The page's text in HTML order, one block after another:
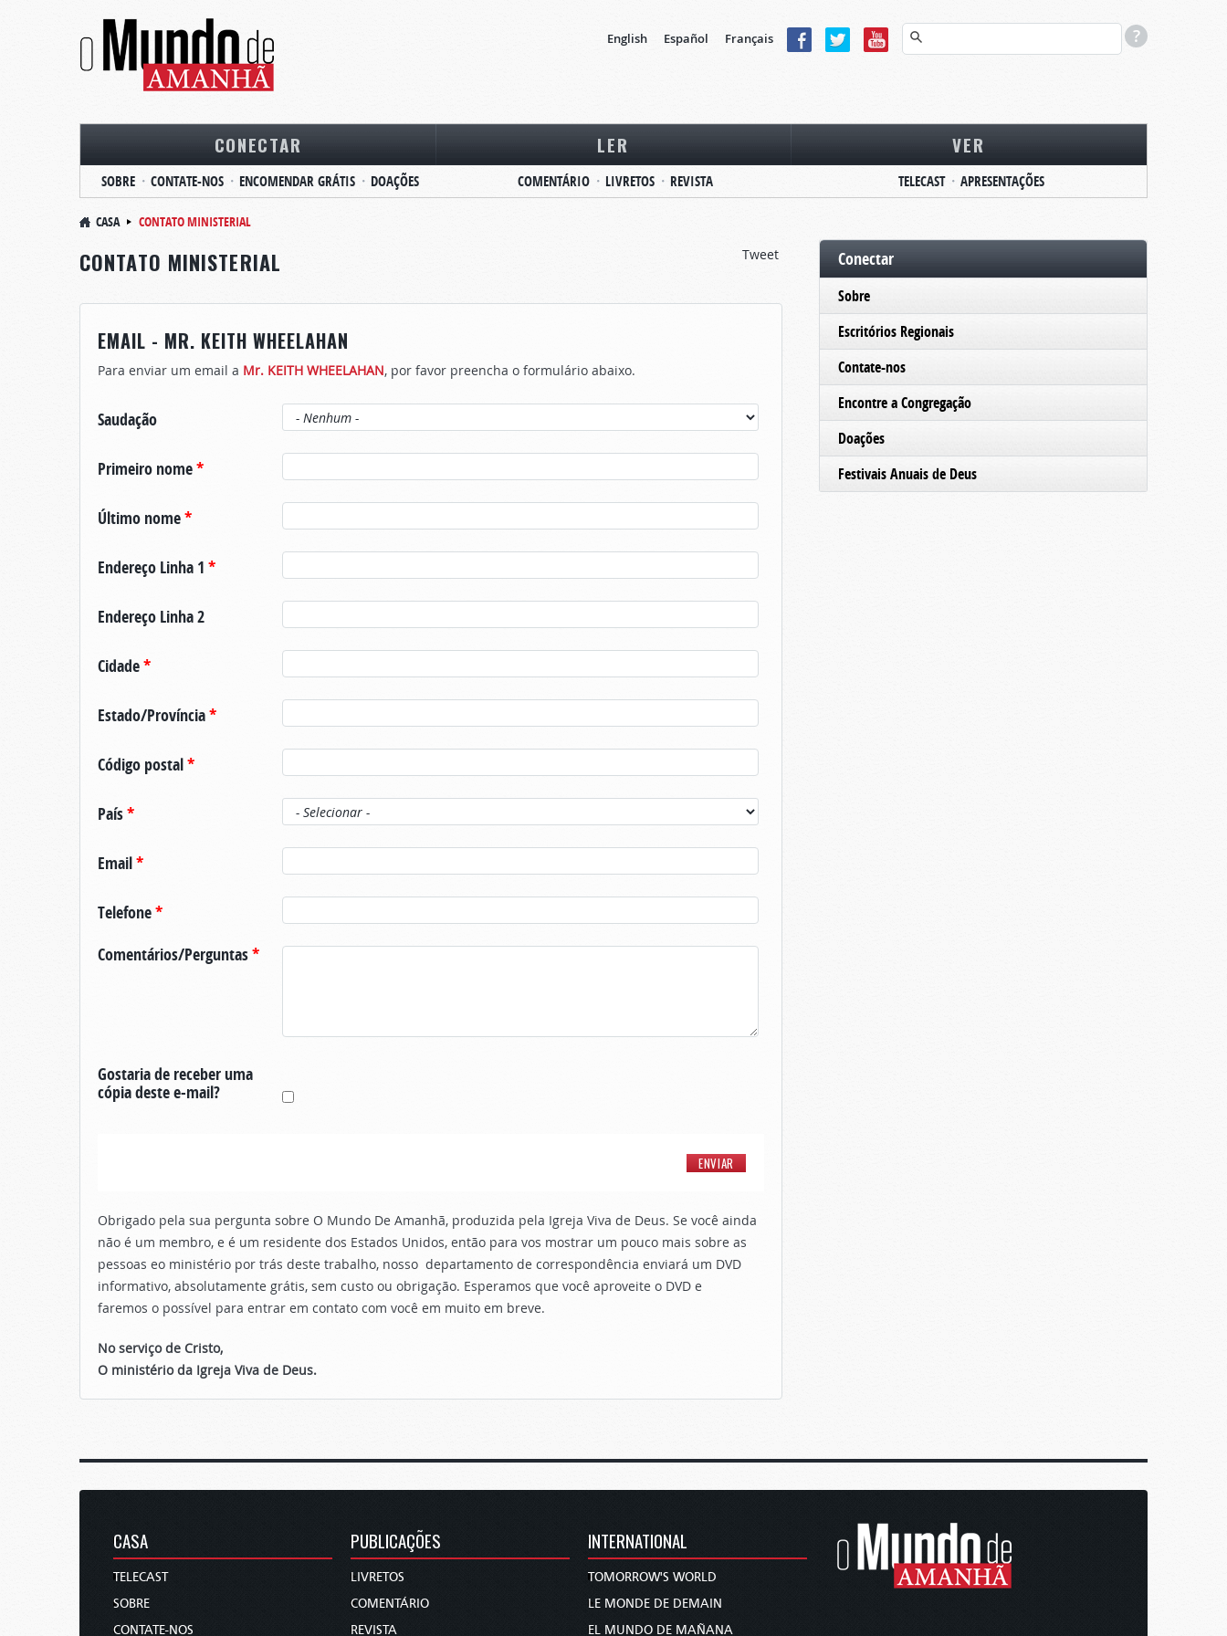
English Español Français
CONECTAR
SOBRE CONTATE-NOS ENCOMENDAR GRÁTIS DOAÇÕES
LER
COMENTÁRIO LIVRETOS REVISTA
VER
TELECAST APRESENTAÇÕES
CASA CONTATO MINISTERIAL
CONTATO MINISTERIAL Tweet
EMAIL - MR. KEITH WHEELAHAN
Para enviar um email a Mr. KEITH WHEELAHAN, por favor preencha o formulário abaixo.
Saudação
Primeiro nome*
Último nome*
Endereço Linha 1 *
Endereço Linha 2
Cidade*
Estado/Província*
Código postal*
País*
Email*
Telefone*
Comentários/Perguntas*
Gostaria de receber uma
cópia deste e-mail?
Obrigado pela sua pergunta sobre O Mundo De Amanhã, produzida pela Igreja Viva de Deus. Se você ainda
não é um membro, e é um residente dos Estados Unidos, então para vos mostrar um pouco mais sobre as
pessoas eo ministério por trás deste trabalho, nosso departamento de correspondência enviará um DVD
informativo, absolutamente grátis, sem custo ou obrigação. Esperamos que você aproveite o DVD e
faremos o possível para entrar em contato com você em muito em breve.
No serviço de Cristo,
O ministério da Igreja Viva de Deus.
Conectar
Sobre
Escritórios Regionais
Contate-nos
Encontre a Congregação
Doações
Festivais Anuais de Deus
CASA
TELECAST
SOBRE
CONTATE-NOS
PUBLICAÇÕES
LIVRETOS
COMENTÁRIO
REVISTA
INTERNATIONAL
TOMORROW'S WORLD
LE MONDE DE DEMAIN
EL MUNDO DE MAÑANA